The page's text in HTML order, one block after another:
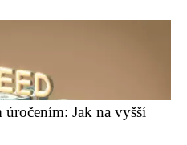
Jak na vyšší